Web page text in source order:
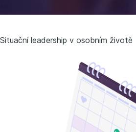
Situační leadership v osobním životě